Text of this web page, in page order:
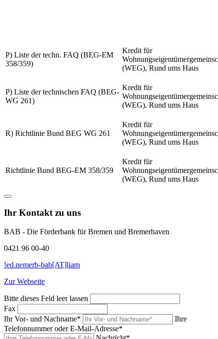
P) Liste der techn. FAQ (BEG-EM
358/359)
Kredit für
(WEG), Rund ums Haus
P) Liste der technischen FAQ (BEG-
WG 261)
Kredit für
(WEG), Rund ums Haus
R) Richtlinie Bund BEG WG 261
Kredit für
(WEG), Rund ums Haus
Richtlinie Bund BEG-EM 358/359
Kredit für
(WEG), Rund ums Haus
Ihr Kontakt zu uns
BAB - Die Förderbank für Bremen und Bremerhaven
0421 96 00-40
!ed.nemerb-bab[AT]liam
Zur Webseite
Bitte dieses Feld leer lassen
Fax
Ihr Vor- und Nachname*
Ihre
Telefonnummer oder E-Mail-Adresse*